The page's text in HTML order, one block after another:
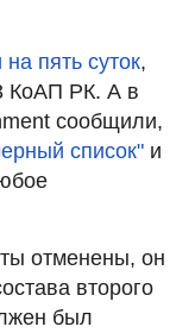
пять суток,
КоАП РК. А в
сообщили,
список" и
отменены, он
второго
был